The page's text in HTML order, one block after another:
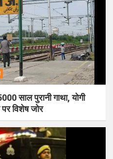
साल पुरानी गाथा, योगी
विशेष जोर